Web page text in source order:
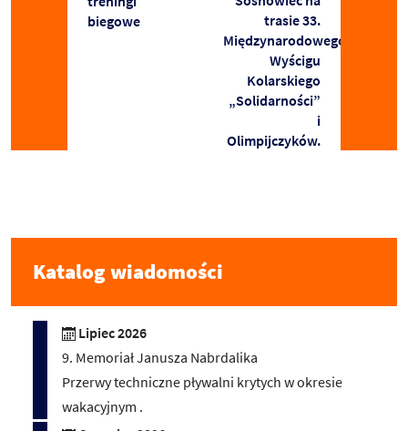
biegowe
trasie 33.
Międzynarodowego
Wyścigu
Kolarskiego
„Solidarności”
i
Olimpijczyków.
Katalog wiadomości
Lipiec 2026
9. Memoriał Janusza Nabrdalika
Przerwy techniczne pływalni krytych w okresie
wakacyjnym .